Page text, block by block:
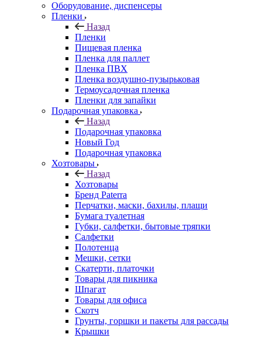
Оборудование, диспенсеры
Пленки
Назад
Пленки
Пищевая пленка
Пленка для паллет
Пленка ПВХ
Пленка воздушно-пузырьковая
Термоусадочная пленка
Пленки для запайки
Подарочная упаковка
Назад
Подарочная упаковка
Новый Год
Подарочная упаковка
Хозтовары
Назад
Хозтовары
Бренд Paterra
Перчатки, маски, бахилы, плащи
Бумага туалетная
Губки, салфетки, бытовые тряпки
Салфетки
Полотенца
Мешки, сетки
Скатерти, платочки
Товары для пикника
Шпагат
Товары для офиса
Скотч
Грунты, горшки и пакеты для рассады
Крышки